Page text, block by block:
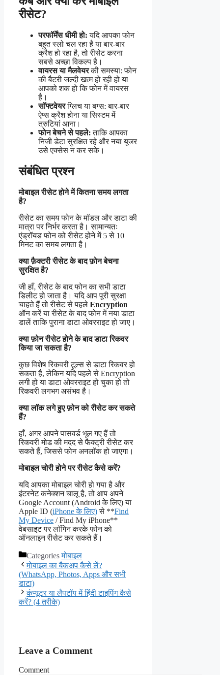
रीसेट?
परफॉर्मेंस धीमी हो: यदि आपका फोन
बहुत स्लो चल रहा है या बार-बार
क्रैश हो रहा है, तो रीसेट करना
सबसे अच्छा विकल्प है।
वायरस या मैलवेयरकी समस्या: फोन
की बैटरी जल्दी खत्म हो रही हो या
आपको शक हो कि फोन में वायरस
है।
सॉफ्टवेयरग्लिच या बग्स: बार-बार
ऐप्स क्रैश होना या सिस्टम में
त्रुटियां आना।
फोन बेचने से पहले: ताकि आपका
निजी डेटा सुरक्षित रहे और नया यूजर
उसे एक्सेस न कर सके।
संबंधित प्रश्न
मोबाइल रीसेट होने में कितना समय लगता
है?
रीसेट का समय फोन के मॉडल और डाटा की
मात्रा पर निर्भर करता है। सामान्यतः
एंड्रॉयड फोन को रीसेट होने में 5 से 10
मिनट का समय लगता है।
क्या फ़ैक्टरी रीसेट के बाद फ़ोन बेचना
सुरक्षित है?
जी हाँ, रीसेट के बाद फोन का सभी डाटा
डिलीट हो जाता है। यदि आप पूरी सुरक्षा
चाहते हैं तो रीसेट से पहले Encryption
ऑन करें या रीसेट के बाद फोन में नया डाटा
डालें ताकि पुराना डाटा ओवरराइट हो जाए।
क्या फ़ोन रीसेट होने के बाद डाटा रिकवर
किया जा सकता है?
कुछ विशेष रिकवरी टूल्स से डाटा रिकवर हो
सकता है, लेकिन यदि पहले से Encryption
लगी हो या डाटा ओवरराइट हो चुका हो तो
रिकवरी लगभग असंभव है।
क्या लॉक लगे हुए फ़ोन को रीसेट कर सकते
हैं?
हाँ, अगर आपने पासवर्ड भूल गए हैं तो
रिकवरी मोड की मदद से फैक्ट्री रीसेट कर
सकते हैं, जिससे फोन अनलॉक हो जाएगा।
मोबाइल चोरी होने पर रीसेट कैसे करें?
यदि आपका मोबाइल चोरी हो गया है और
इंटरनेट कनेक्शन चालू है, तो आप अपने
Google Account (Android के लिए) या
Apple ID (iPhone के लिए)से **Find
My Device / Find My iPhone**
वेबसाइट पर लॉगिन करके फोन को
ऑनलाइन रीसेट कर सकते हैं।
Categoriesमोबाइल
मोबाइल का बैकअप कैसे लें?
(WhatsApp, Photos, Apps और सभी
डाटा)
कंप्यूटर या लैपटॉप में हिंदी टाइपिंग कैसे
करें? (4 तरीके)
Leave a Comment
Comment